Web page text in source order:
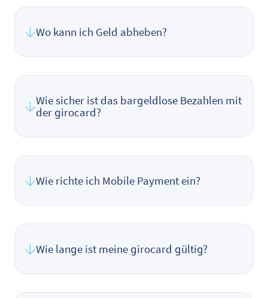
Wo kann ich Geld abheben?
Wie sicher ist das bargeldlose Bezahlen mit
der girocard?
Wie richte ich Mobile Payment ein?
Wie lange ist meine girocard gültig?